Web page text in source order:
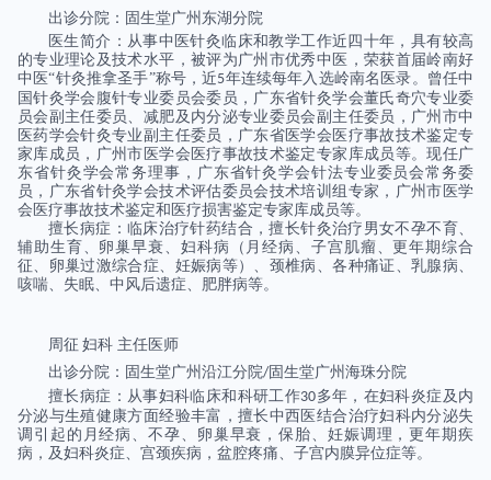
出诊分院：固生堂广州东湖分院
医生简介：从事中医针灸临床和教学工作近四十年，具有较高
的专业理论及技术水平，被评为广州市优秀中医，荣获首届岭南好
中医“针灸推拿圣手”称号，近5年连续每年入选岭南名医录。曾任中
国针灸学会腹针专业委员会委员，广东省针灸学会董氏奇穴专业委
员会副主任委员、减肥及内分泌专业委员会副主任委员，广州市中
医药学会针灸专业副主任委员，广东省医学会医疗事故技术鉴定专
家库成员，广州市医学会医疗事故技术鉴定专家库成员等。现任广
东省针灸学会常务理事，广东省针灸学会针法专业委员会常务委
员，广东省针灸学会技术评估委员会技术培训组专家，广州市医学
会医疗事故技术鉴定和医疗损害鉴定专家库成员等。
擅长病症：临床治疗针药结合，擅长针灸治疗男女不孕不育、
辅助生育、卵巢早衰、妇科病（月经病、子宫肌瘤、更年期综合
征、卵巢过激综合症、妊娠病等）、颈椎病、各种痛证、乳腺病、
咳喘、失眠、中风后遗症、肥胖病等。
周征 妇科 主任医师
出诊分院：固生堂广州沿江分院/固生堂广州海珠分院
擅长病症：从事妇科临床和科研工作30多年，在妇科炎症及内
分泌与生殖健康方面经验丰富，擅长中西医结合治疗妇科内分泌失
调引起的月经病、不孕、卵巢早衰，保胎、妊娠调理，更年期疾
病，及妇科炎症、宫颈疾病，盆腔疼痛、子宫内膜异位症等。